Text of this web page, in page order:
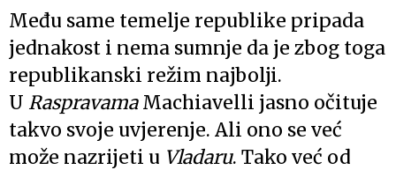
Među same temelje republike pripada
jednakost i nema sumnje da je zbog toga
republikanski režim najbolji.
U RaspravamaMachiavelli jasno očituje
takvo svoje uvjerenje. Ali ono se već
može nazrijeti u Vladaru. Tako već od